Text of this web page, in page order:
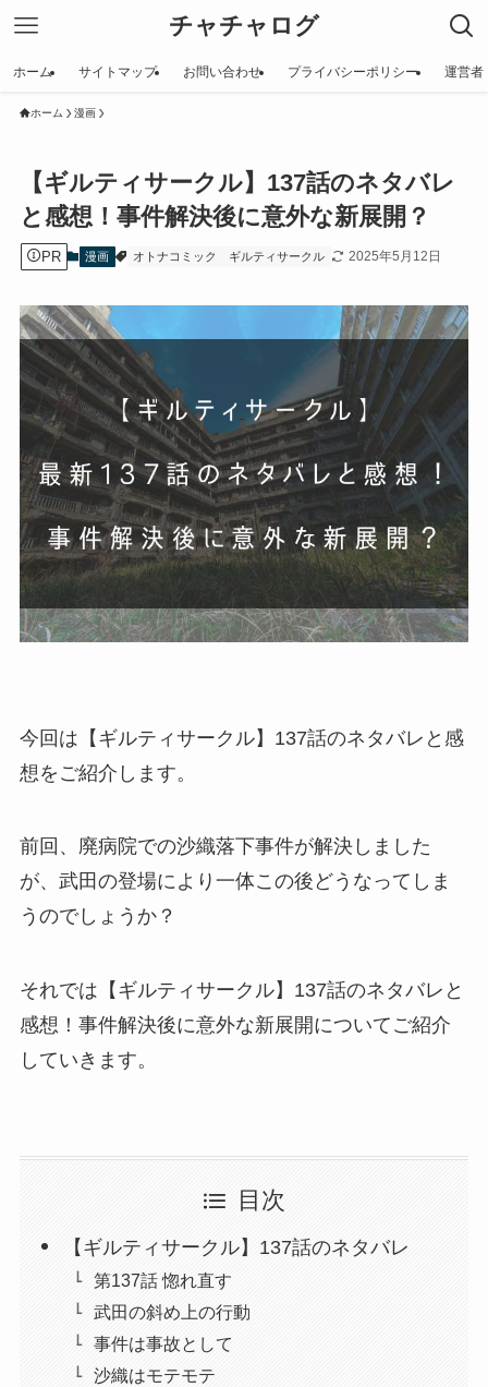
チャチャログ
ホーム サイトマップ お問い合わせ プライバシーポリシー 運営者
ホーム 漫画
【ギルティサークル】137話のネタバレ
と感想！事件解決後に意外な新展開？
PR 漫画 オトナコミック ギルティサークル 2025年5月12日
今回は【ギルティサークル】137話のネタバレと感
想をご紹介します。
前回、廃病院での沙織落下事件が解決しました
が、武田の登場により一体この後どうなってしま
うのでしょうか？
それでは【ギルティサークル】137話のネタバレと
感想！事件解決後に意外な新展開についてご紹介
していきます。
目次
【ギルティサークル】137話のネタバレ
第137話 惚れ直す
武田の斜め上の行動
事件は事故として
沙織はモテモテ